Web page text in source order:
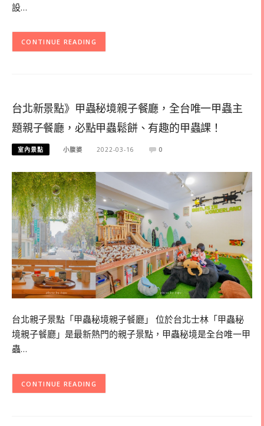
設…
CONTINUE READING
台北新景點》甲蟲秘境親子餐廳，全台唯一甲蟲主
題親子餐廳，必點甲蟲鬆餅、有趣的甲蟲課！
室內景點 小腹婆 2022-03-16 0
台北親子景點「甲蟲秘境親子餐廳」 位於台北士林「甲蟲秘
境親子餐廳」是最新熱門的親子景點，甲蟲秘境是全台唯一甲
蟲…
CONTINUE READING